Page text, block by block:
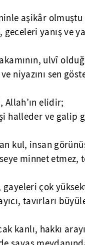
aşikâr olmuştu
yanış ve
ulvî
niyazını sen
Allah’ın elidir;
halleder ve galip
kul, insan
minnet etmez,
gayeleri çok
tavırları
kanlı, hakkı